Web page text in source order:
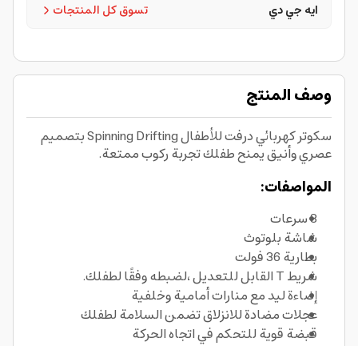
تسوق كل المنتجات ايه جي دي
وصف المنتج
سكوتر كهربائي درفت للأطفال Spinning Drifting بتصميم
عصري وأنيق يمنح طفلك تجربة ركوب ممتعة.
المواصفات:
3 سرعات
شاشة بلوتوث
بطارية 36 فولت
شريط T القابل للتعديل ،لضبطه وفقًا لطفلك.
إضاءة ليد مع منارات أمامية وخلفية
عجلات مضادة للانزلاق تضمن السلامة لطفلك
قبضة قوية للتحكم في اتجاه الحركة